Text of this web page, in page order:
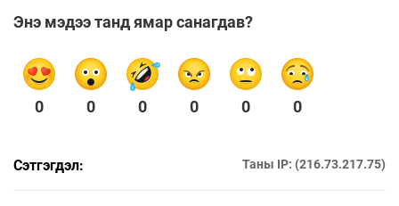
Энэ мэдээ танд ямар санагдав?
0 0 0 0 0 0
Сэтгэгдэл: Таны IP: (216.73.217.75)